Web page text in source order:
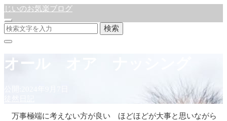
じいのお気楽ブログ
検索
オール オア ナッシング
万事極端に考えない方が良い ほどほどが大事と思いながら